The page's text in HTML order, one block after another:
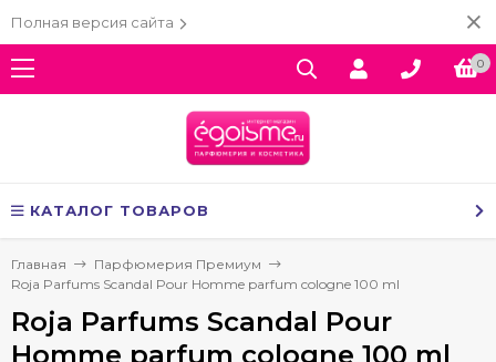
Полная версия сайта
0
КАТАЛОГ ТОВАРОВ
Главная
Парфюмерия Премиум
Roja Parfums Scandal Pour Homme parfum cologne 100 ml
Roja Parfums Scandal Pour
Homme parfum cologne 100 ml